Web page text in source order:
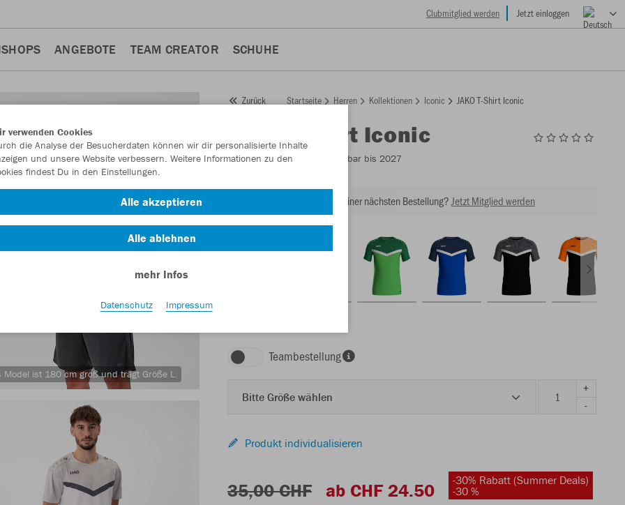
Clubmitglied werden Jetzt einloggen
ANGEBOTE TEAM CREATOR SCHUHE
Model ist 180 cm groß und trägt Größe L.
Zurück Startseite Herren Kollektionen Iconic JAKO T-Shirt Iconic
T-Shirt Iconic
Artikelnummer: - Lieferbar bis 2027
Lust auf 30% Rabatt bei Deiner nächsten Bestellung? Jetzt Mitglied werden
Teambestellung
Bitte Größe wählen
+
-
Produkt individualisieren
35,00 CHF ab CHF 24.50
-30% Rabatt (Summer Deals)
-30 %
verwenden Cookies
die Analyse der Besucherdaten können wir dir personalisierte Inhalte
und unsere Website verbessern. Weitere Informationen zu den
findest Du in den Einstellungen.
Alle akzeptieren
Alle ablehnen
mehr Infos
Datenschutz Impressum